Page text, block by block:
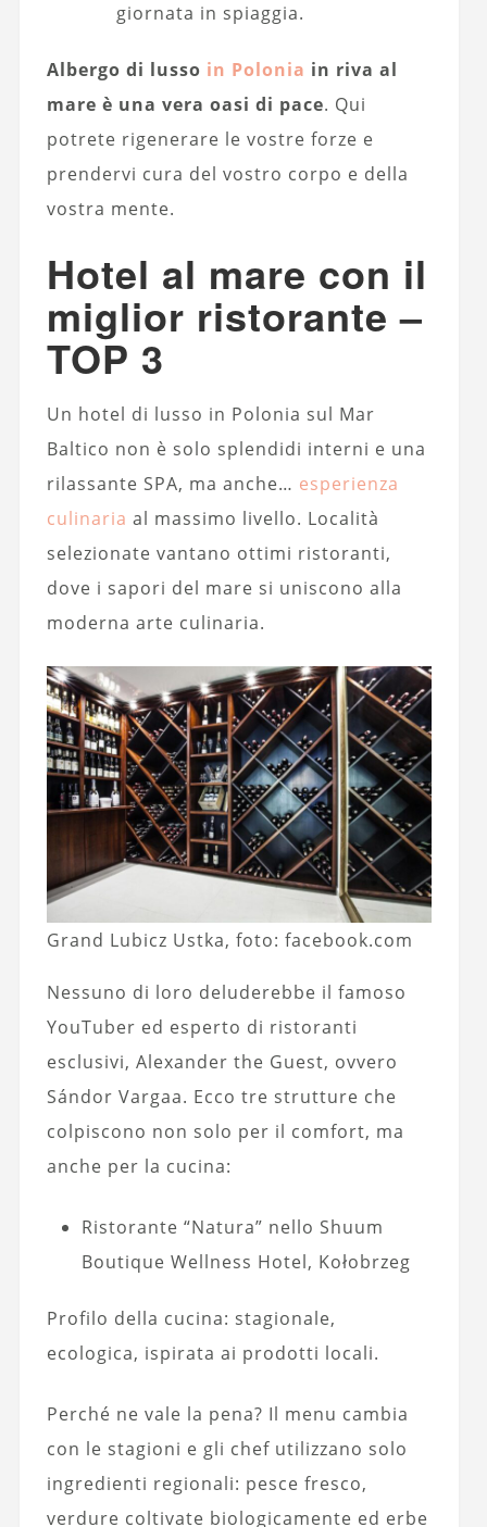
giornata in spiaggia.
Albergo di lusso in Polonia in riva al
mare è una vera oasi di pace. Qui
potrete rigenerare le vostre forze e
prendervi cura del vostro corpo e della
vostra mente.
Hotel al mare con il
miglior ristorante –
TOP 3
Un hotel di lusso in Polonia sul Mar
Baltico non è solo splendidi interni e una
rilassante SPA, ma anche… esperienza
culinaria al massimo livello. Località
selezionate vantano ottimi ristoranti,
dove i sapori del mare si uniscono alla
moderna arte culinaria.
Grand Lubicz Ustka, foto: facebook.com
Nessuno di loro deluderebbe il famoso
YouTuber ed esperto di ristoranti
esclusivi, Alexander the Guest, ovvero
Sándor Vargaa. Ecco tre strutture che
colpiscono non solo per il comfort, ma
anche per la cucina:
Ristorante “Natura” nello Shuum
Boutique Wellness Hotel, Kołobrzeg
Profilo della cucina: stagionale,
ecologica, ispirata ai prodotti locali.
Perché ne vale la pena? Il menu cambia
con le stagioni e gli chef utilizzano solo
ingredienti regionali: pesce fresco,
verdure coltivate biologicamente ed erbe